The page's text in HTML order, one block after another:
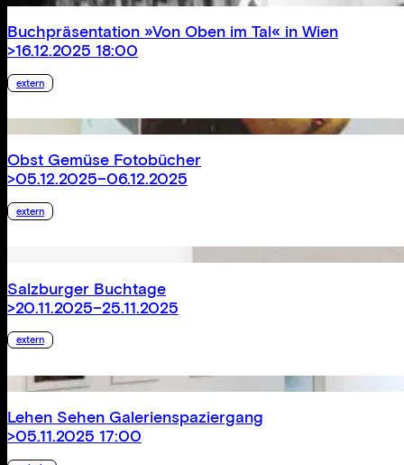
Buchpräsentation »Von Oben im Tal« in Wien
>16.12.2025 18:00
extern
Obst Gemüse Fotobücher
>05.12.2025–06.12.2025
extern
Salzburger Buchtage
>20.11.2025–25.11.2025
extern
Lehen Sehen Galerienspaziergang
>05.11.2025 17:00